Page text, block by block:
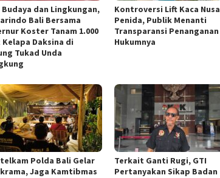
Budaya dan Lingkungan,
Bali Bersama
Koster Tanam 1.000
Daksina di
Tukad Unda
Kontroversi Lift Kaca Nusa
Penida, Publik Menanti
Transparansi Penanganan
Hukumnya
Polda Bali Gelar
Jaga Kamtibmas
Terkait Ganti Rugi, GTI
Pertanyakan Sikap Badan